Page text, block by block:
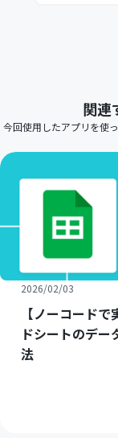
関連
今回使用したアプリを使
2026/02/03
【ノーコード
ドシートのデー
法